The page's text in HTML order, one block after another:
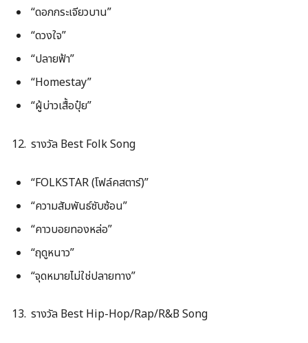
“ดอกกระเจียวบาน”
“ดวงใจ”
“ปลายฟ้า”
“Homestay”
“ผู้บ่าวเสื้อปุ๋ย”
รางวัล Best Folk Song
“FOLKSTAR (โฟล์คสตาร์)”
“ความสัมพันธ์ซับซ้อน”
“คาวบอยทองหล่อ”
“ฤดูหนาว”
“จุดหมายไม่ใช่ปลายทาง”
รางวัล Best Hip-Hop/Rap/R&B Song